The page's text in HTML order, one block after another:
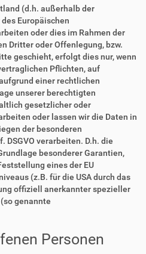
(d.h. außerhalb der
Europäischen
oder dies im Rahmen der
Dritter oder Offenlegung, bzw.
geschieht, erfolgt dies nur, wenn
Pflichten, auf
einer rechtlichen
unserer berechtigten
gesetzlicher oder
oder lassen wir die Daten in
der besonderen
DSGVO verarbeiten. D.h. die
besonderer Garantien,
eines der EU
(z.B. für die USA durch das
offiziell anerkannter spezieller
genannte
Personen